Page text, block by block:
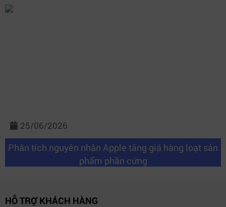
25/06/2026
Phân tích nguyên nhân Apple tăng giá hàng loạt sản
phẩm phần cứng
HỖ TRỢ KHÁCH HÀNG